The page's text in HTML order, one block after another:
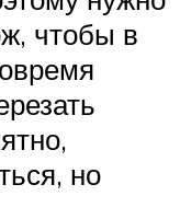
чтобы в
но